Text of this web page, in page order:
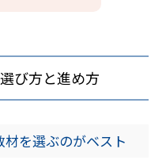
び方と進め方
を選ぶのがベスト